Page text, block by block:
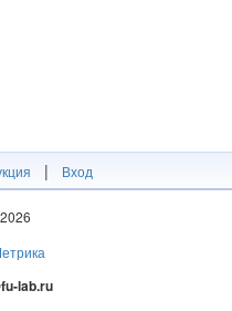
| Вход
2026
lab.ru